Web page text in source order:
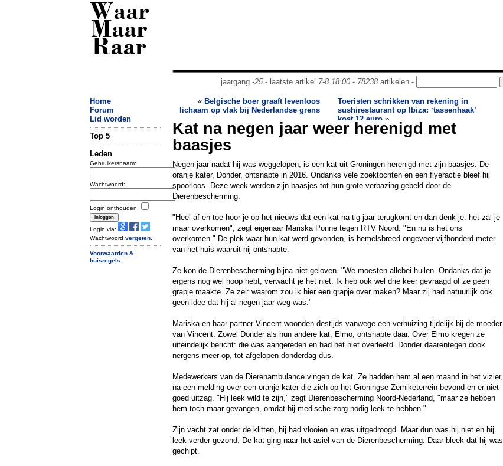
Waar
Maar
Raar
jaargang -25- laatste artikel 7-8 18:00- 78238artikelen -
Home
Forum
Lid worden
Top 5
Leden
Gebruikersnaam:
Wachtwoord:
Login onthouden
Login via:
Wachtwoord vergeten
Voorwaarden &
huisregels
« Belgische boer graaft levenloos
lichaam op vlak bij Nederlandse grens
Toeristen schrikken van rekening in
sushirestaurant op Ibiza: ‘tassenhaak’
kost 12 euro »
Kat na negen jaar weer herenigd met
baasjes
Negen jaar nadat hij was weggelopen, is een kat uit Groningen herenigd met zijn baasjes. De
oranje kater, Donder, ontsnapte in 2016. Ondanks vele zoektochten en een flyeractie bleef hij
spoorloos. Deze week werden zijn baasjes tot hun grote verbazing gebeld door de
Dierenbescherming.
"Heel af en toe hoor je op het nieuws dat een kat na tig jaar terugkomt en dan denk je: het zal je
maar overkomen", zegt eigenaar Mariska Ponne tegen RTV Noord. "En nu is het ons
overkomen." De plek waar hun kat werd gevonden, is hemelsbreed ongeveer vijfhonderd meter
van het huis waaruit hij ontsnapte.
Ze kon de Dierenbescherming bijna niet geloven. "We moesten allebei huilen. Ondanks dat je
ergens nog wel hoop hebt, verwacht je het niet. Ik heb ook wel drie keer gevraagd of ze geen
grapje maakte. Ze zei: waarom zou ik hier een grapje over maken? Maar zij had natuurlijk ook
geen idee dat hij al negen jaar weg was."
Mariska en haar partner Vincent woonden destijds vanwege een verhuizing tijdelijk bij de moeder
van Vincent. Zowel Donder als hun andere kat, Elmo, ontsnapte daar. Over Elmo kregen ze
uiteindelijk bericht: die was aangereden en had het niet overleefd. Donder daarentegen dook
nergens meer op, tot afgelopen donderdag dus.
Medewerkers van de Dierenambulance vingen de kat. Ze hadden hem al een maand in het vizier,
na een melding over een oranje kater die zich op het Groningse Zerniketerrein bevond en er niet
goed uitzag. "Hij leek wild te zijn," zegt Dierenbescherming Noord-Nederland, "maar ze hebben
hem toch maar gevangen, omdat hij medische zorg nodig leek te hebben."
Zijn vacht zat onder de klitten, hij had vlooien en was uitgedroogd. Maar dun was hij niet en hij
leek verder gezond. De kat ging naar het asiel van de Dierenbescherming. Daar bleek dat hij was
gechipt.